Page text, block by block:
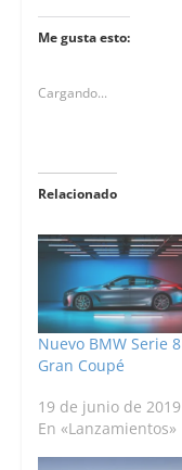
Me gusta esto:
Cargando...
Relacionado
Nuevo BMW Serie 8
Gran Coupé
19 de junio de 2019
En «Lanzamientos»